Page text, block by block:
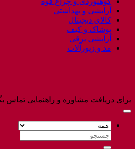
آرایشی و بهداشتی
کالای دیجیتال
پوشاک و کیف
آرایشی برقی
مد و زیورآلات
برای دریافت مشاوره و راهنمایی تماس
جستجو